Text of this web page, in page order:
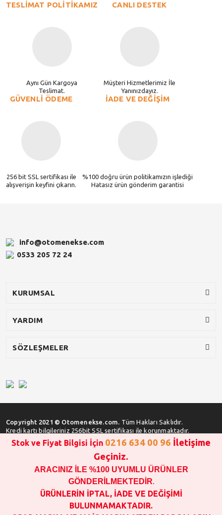
TESLİMAT POLİTİKAMIZ
Aynı Gün Kargoya
Teslimat.
CANLI DESTEK
Müşteri Hizmetlerimiz İle
Yanınızdayız.
GÜVENLİ ÖDEME
256 bit SSL sertifikası ile
alışverişin keyfini çıkarın.
İADE VE DEĞİŞİM
%100 doğru ürün politikamızın işlediği
Hatasız ürün gönderim garantisi
info@otomenekse.com
0533 205 72 24
KURUMSAL
YARDIM
SÖZLEŞMELER
Copyright 2021 © Otomenekse.com. Tüm Hakları Saklıdır.
Kredi kartı bilgileriniz 256bit SSL sertifikası ile korunmaktadır.
SATIN ALMA İŞLEMİ YAPMADAN ÖNCE
STOK VE FİYAT BİLGİSİ ALINIZ !!!
1000 TL VE ÜSTÜ SİPARİŞ VERİLEBİLİR!!!
OPAR MARKA VE MAİS MARKA YEDEK PARÇALARIN
GARANTİSİ YOKTUR!!!!!!!!!!!
Stok ve Fiyat Bilgisi İçin 0216 634 00 96 İletişime
Geçiniz.
ARACINIZ İLE %100 UYUMLU ÜRÜNLER
GÖNDERİLMEKTEDİR.
ÜRÜNLERİN İPTAL, İADE VE DEĞİŞİMİ
BULUNMAMAKTADIR.